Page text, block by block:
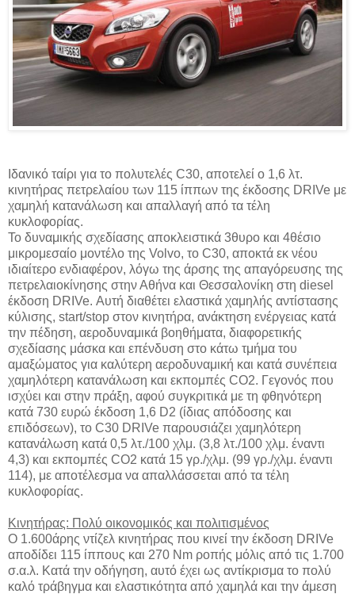
Ιδανικό ταίρι για το πολυτελές C30, αποτελεί ο 1,6 λτ.
κινητήρας πετρελαίου των 115 ίππων της έκδοσης DRIVe με
χαμηλή κατανάλωση και απαλλαγή από τα τέλη
κυκλοφορίας.
Το δυναμικής σχεδίασης αποκλειστικά 3θυρο και 4θέσιο
μικρομεσαίο μοντέλο της Volvo, το C30, αποκτά εκ νέου
ιδιαίτερο ενδιαφέρον, λόγω της άρσης της απαγόρευσης της
πετρελαιοκίνησης στην Αθήνα και Θεσσαλονίκη στη diesel
έκδοση DRIVe. Αυτή διαθέτει ελαστικά χαμηλής αντίστασης
κύλισης, start/stop στον κινητήρα, ανάκτηση ενέργειας κατά
την πέδηση, αεροδυναμικά βοηθήματα, διαφορετικής
σχεδίασης μάσκα και επένδυση στο κάτω τμήμα του
αμαξώματος για καλύτερη αεροδυναμική και κατά συνέπεια
χαμηλότερη κατανάλωση και εκπομπές CO2. Γεγονός που
ισχύει και στην πράξη, αφού συγκριτικά με τη φθηνότερη
κατά 730 ευρώ έκδοση 1,6 D2 (ίδιας απόδοσης και
επιδόσεων), το C30 DRIVe παρουσιάζει χαμηλότερη
κατανάλωση κατά 0,5 λτ./100 χλμ. (3,8 λτ./100 χλμ. έναντι
4,3) και εκπομπές CO2 κατά 15 γρ./χλμ. (99 γρ./χλμ. έναντι
114), με αποτέλεσμα να απαλλάσσεται από τα τέλη
κυκλοφορίας.
Κινητήρας: Πολύ οικονομικός και πολιτισμένος
Ο 1.600άρης ντίζελ κινητήρας που κινεί την έκδοση DRIVe
αποδίδει 115 ίππους και 270 Nm ροπής μόλις από τις 1.700
σ.α.λ. Κατά την οδήγηση, αυτό έχει ως αντίκρισμα το πολύ
καλό τράβηγμα και ελαστικότητα από χαμηλά και την άμεση